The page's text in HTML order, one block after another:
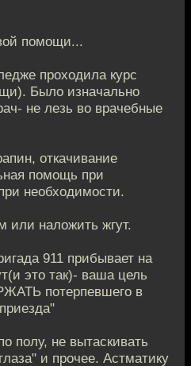
помощи...
проходила курс
Было изначально
не лезь во врачебные
откачивание
помощь при
необходимости.
или наложить жгут.
911 прибывает на
это так)- ваша цель
потерпевшего в
полу, не вытаскивать
и прочее. Астматику